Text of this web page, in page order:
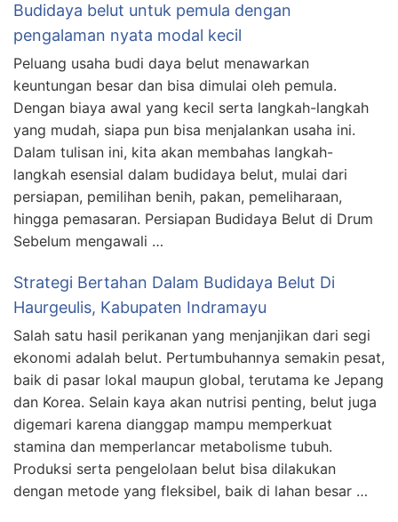
Budidaya belut untuk pemula dengan
pengalaman nyata modal kecil
Peluang usaha budi daya belut menawarkan
keuntungan besar dan bisa dimulai oleh pemula.
Dengan biaya awal yang kecil serta langkah-langkah
yang mudah, siapa pun bisa menjalankan usaha ini.
Dalam tulisan ini, kita akan membahas langkah-
langkah esensial dalam budidaya belut, mulai dari
persiapan, pemilihan benih, pakan, pemeliharaan,
hingga pemasaran. Persiapan Budidaya Belut di Drum
Sebelum mengawali …
Strategi Bertahan Dalam Budidaya Belut Di
Haurgeulis, Kabupaten Indramayu
Salah satu hasil perikanan yang menjanjikan dari segi
ekonomi adalah belut. Pertumbuhannya semakin pesat,
baik di pasar lokal maupun global, terutama ke Jepang
dan Korea. Selain kaya akan nutrisi penting, belut juga
digemari karena dianggap mampu memperkuat
stamina dan memperlancar metabolisme tubuh.
Produksi serta pengelolaan belut bisa dilakukan
dengan metode yang fleksibel, baik di lahan besar …